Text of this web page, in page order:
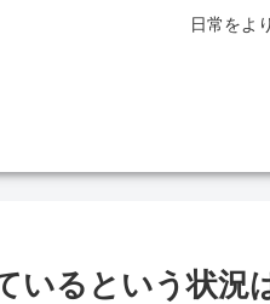
日常をよ
いるという状況